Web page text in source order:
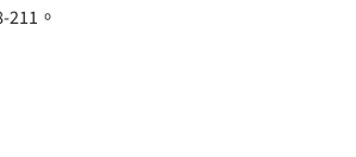
211。